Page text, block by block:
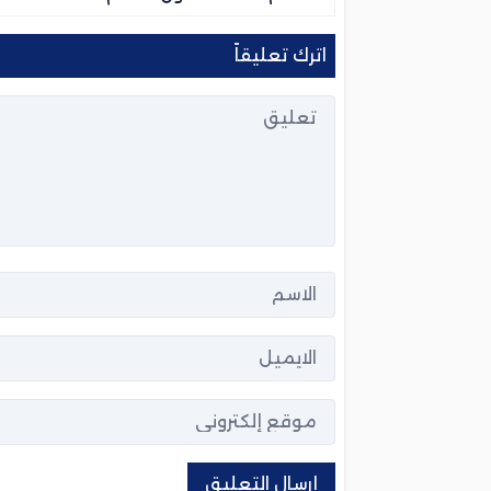
اترك تعليقاً